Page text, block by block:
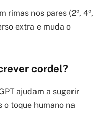
rimas nos pares (2º, 4º,
extra e muda o
cordel?
ajudam a sugerir
toque humano na